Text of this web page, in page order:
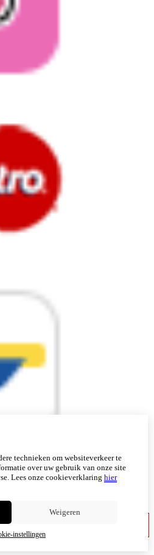
technieken om websiteverkeer te
over uw gebruik van onze site
Lees onze cookieverklaring hier
Weigeren
instellingen